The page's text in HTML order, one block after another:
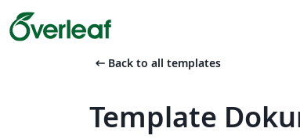
arrow_left_alt Back to all templates
Template